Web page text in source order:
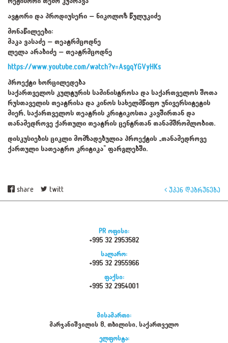
ავტორი და პროდიუსერი – ნიკოლოზ წულუკიძე
მონაწილეები:
მაკა ვასაძე – თეატრმცოდნე
ლელა არაბიძე – თეატრმცოდნე
https://www.youtube.com/watch?v=AsgqYGVyHKs
პროექტი ხორცილედება
საქართველოს კულტურის სამინისტროსა და საქართველოს შოთა
რუსთაველის თეატრისა და კინოს სახელმწიფო უნივერსიტეტის
მიერ, საქართველოს თეატრის კრიტიკოსთა კავშირთან და
თანამედროვე ქართული თეატრის ცენტრთან თანამშრომლობით.
დისკუსიების ციკლი მომზადებულია პროექტის „თანამედროვე
ქართული სათეატრო კრიტიკა“ ფარგლებში.
share twitt უკან დაბრუნება
PR ოფისი:
+995 32 2953582
სალარო:
+995 32 2955966
ფაქსი:
+995 32 2954001
მისამართი:
მარჯანიშვილის 8, თბილისი, საქართველო
ელფოსტა: